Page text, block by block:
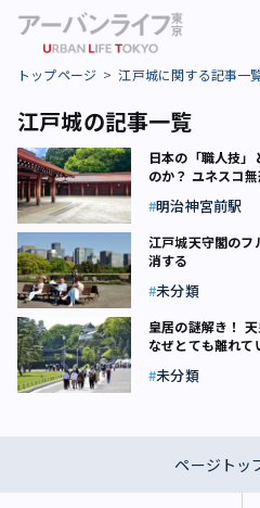
トップページ 江戸城に関する記事一
江戸城の記事一覧
日本の「職人技
のか？ ユネスコ
明治神宮前駅
江戸城天守閣のフ
消する
未分類
皇居の謎解き！
なぜとても離れて
未分類
ページトッ